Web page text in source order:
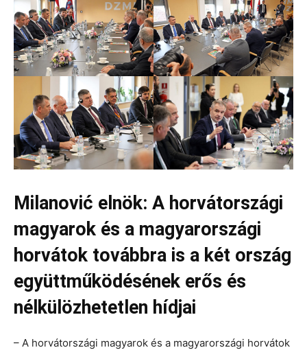
Milanović elnök: A horvátországi
magyarok és a magyarországi
horvátok továbbra is a két ország
együttműködésének erős és
nélkülözhetetlen hídjai
– A horvátországi magyarok és a magyarországi horvátok